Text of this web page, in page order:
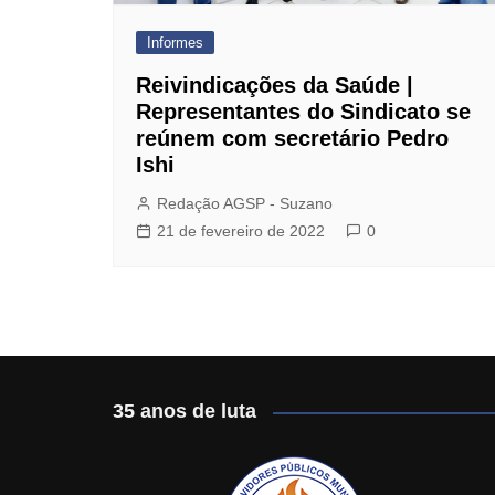
Jurídico
Mafisa Turismo
Mogidonto
New Saúde Leader
Planos de Saúde
Informes
Reivindicações da Saúde |
Representantes do Sindicato se
reúnem com secretário Pedro
Ishi
Redação AGSP - Suzano
21 de fevereiro de 2022
0
35 anos de luta